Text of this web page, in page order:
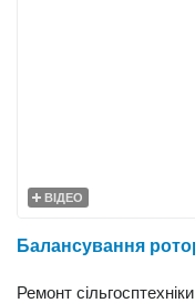
ВІДЕО
Ремонт сільгосптехніки